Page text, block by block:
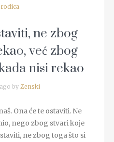
ne zbog
već zbog
nisi rekao
by Zenski
Ona će te ostaviti. Ne
nego zbog stvari koje
ne zbog toga što si